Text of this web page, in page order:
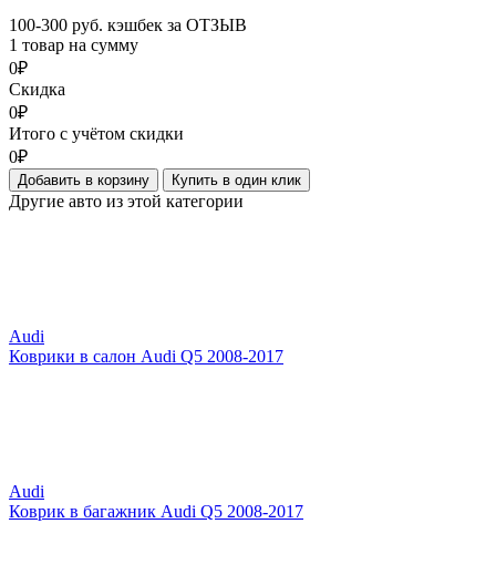
100-300 руб. кэшбек за ОТЗЫВ
1 товар на сумму
0₽
Скидка
0₽
Итого с учётом скидки
0₽
Добавить в корзину Купить в один клик
Другие авто из этой категории
Audi
Коврики в салон Audi Q5 2008-2017
Audi
Коврик в багажник Audi Q5 2008-2017